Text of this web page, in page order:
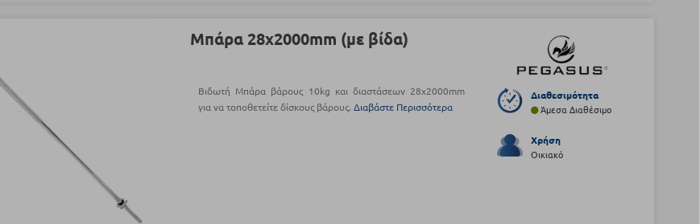
Μπάρα 28x2000mm (με βίδα)
Βιδωτή Μπάρα βάρους 10kg και διαστάσεων 28x2000mm
για να τοποθετείτε δίσκους βάρους.Διαβάστε Περισσότερα
Διαθεσιμότητα
Άμεσα Διαθέσιμο
Χρήση
Οικιακό